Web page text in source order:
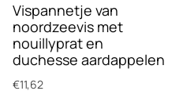
Vispannetje van
noordzeevis met
nouillyprat en
duchesse aardappelen
€11,62